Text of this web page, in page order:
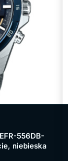
556DB-
niebieska